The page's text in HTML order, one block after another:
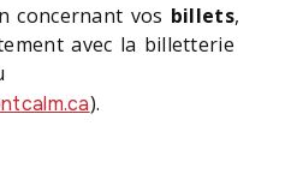
concernant vos billets,
avec la billetterie
).